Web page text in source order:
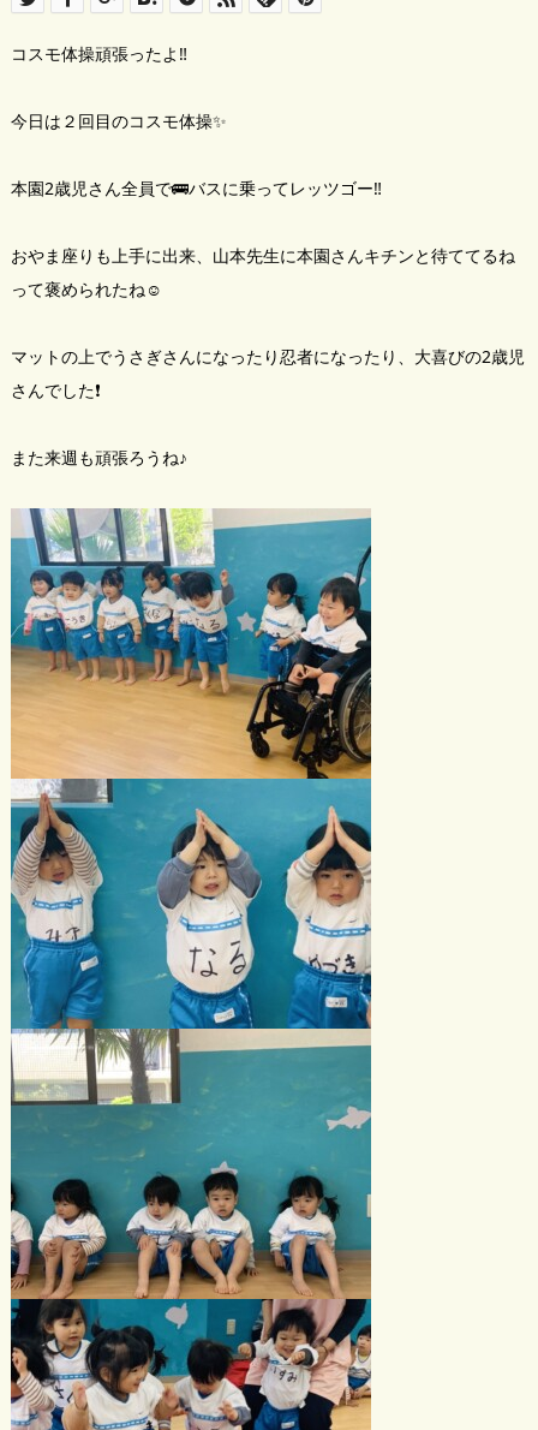
コスモ体操頑張ったよ‼️
今日は２回目のコスモ体操✨
本園2歳児さん全員で🚌バスに乗ってレッツゴー‼️
おやま座りも上手に出来、山本先生に本園さんキチンと待ててるね
って褒められたね☺
マットの上でうさぎさんになったり忍者になったり、大喜びの2歳児
さんでした❗️
また来週も頑張ろうね♪